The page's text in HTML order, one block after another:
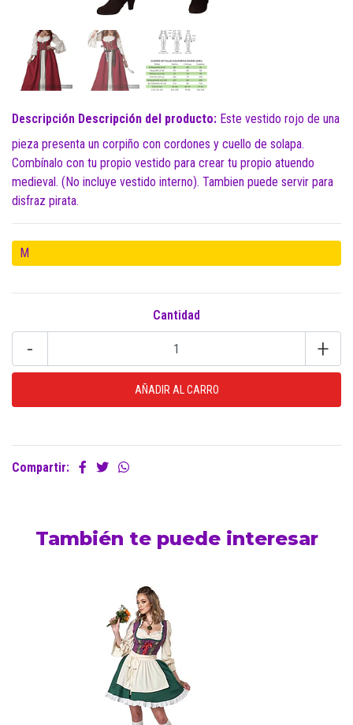
Descripción Descripción del producto: Este vestido rojo de una
pieza presenta un corpiño con cordones y cuello de solapa.
Combínalo con tu propio vestido para crear tu propio atuendo
medieval. (No incluye vestido interno). Tambien puede servir para
disfraz pirata.
M
Cantidad
- +
Compartir:
También te puede interesar